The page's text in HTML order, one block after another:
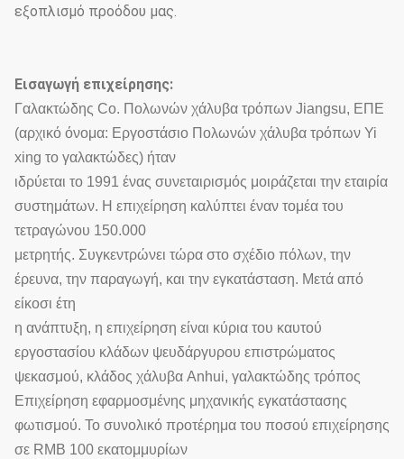
εξοπλισμό προόδου μας.
Εισαγωγή επιχείρησης:
Γαλακτώδης Co. Πολωνών χάλυβα τρόπων Jiangsu, ΕΠΕ
(αρχικό όνομα: Εργοστάσιο Πολωνών χάλυβα τρόπων Yi
xing το γαλακτώδες) ήταν
ιδρύεται το 1991 ένας συνεταιρισμός μοιράζεται την εταιρία
συστημάτων. Η επιχείρηση καλύπτει έναν τομέα του
τετραγώνου 150.000
μετρητής. Συγκεντρώνει τώρα στο σχέδιο πόλων, την
έρευνα, την παραγωγή, και την εγκατάσταση. Μετά από
είκοσι έτη
η ανάπτυξη, η επιχείρηση είναι κύρια του καυτού
εργοστασίου κλάδων ψευδάργυρου επιστρώματος
ψεκασμού, κλάδος χάλυβα Anhui, γαλακτώδης τρόπος
Επιχείρηση εφαρμοσμένης μηχανικής εγκατάστασης
φωτισμού. Το συνολικό προτέρημα του ποσού επιχείρησης
σε RMB 100 εκατομμυρίων